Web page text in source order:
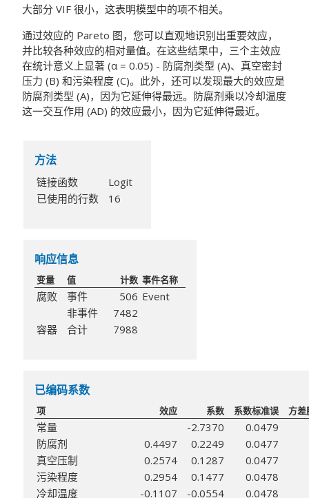
大部分 VIF 很小，这表明模型中的项不相关。
通过效应的 Pareto 图，您可以直观地识别出重要效应，
并比较各种效应的相对量值。在这些结果中，三个主效应
在统计意义上显著 (α = 0.05) - 防腐剂类型 (A)、真空密封
压力 (B) 和污染程度 (C)。此外，还可以发现最大的效应是
防腐剂类型 (A)，因为它延伸得最远。防腐剂乘以冷却温度
这一交互作用 (AD) 的效应最小，因为它延伸得最近。
方法
链接函数
Logit
已使用的行数
16
响应信息
变量 值 计数 事件名称
腐败 事件 506 Event
非事件
7482
容器
合计 7988
已编码系数
项 效应 系数 系数标准误 方差
常量 -2.7370
0.0479
防腐剂
0.4497 0.2249
0.0477
真空压制
0.2574 0.1287
0.0477
污染程度
0.2954 0.1477
0.0478
冷却温度
-0.1107 -0.0554
0.0478